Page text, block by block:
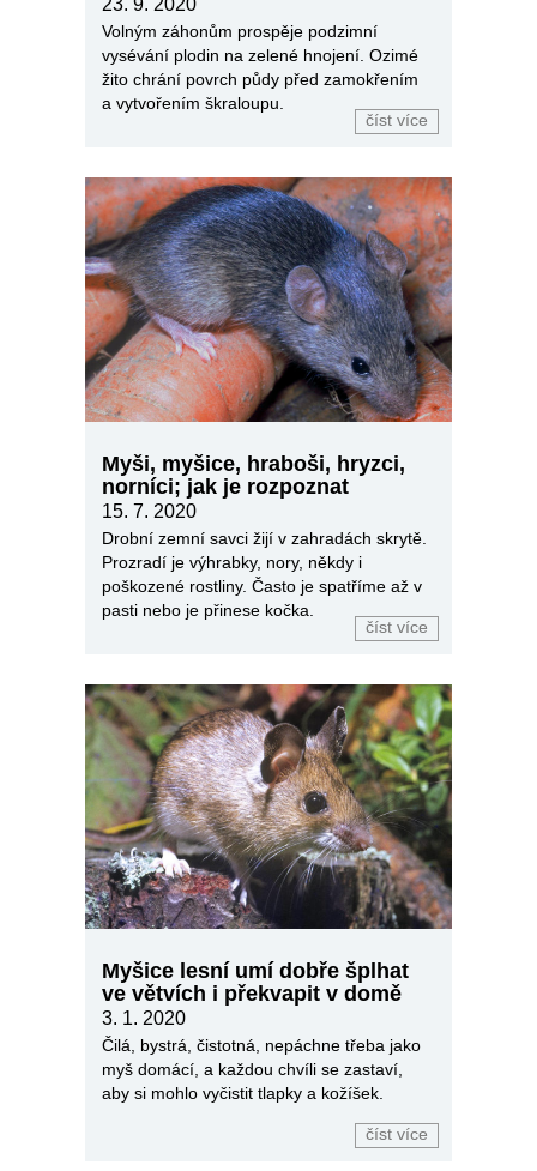
Volným záhonům prospěje podzimní
vysévání plodin na zelené hnojení. Ozimé
žito chrání povrch půdy před zamokřením
a vytvořením škraloupu.
číst více
Myši, myšice, hraboši, hryzci,
norníci; jak je rozpoznat
15. 7. 2020
Drobní zemní savci žijí v zahradách skrytě.
Prozradí je výhrabky, nory, někdy i
poškozené rostliny. Často je spatříme až v
pasti nebo je přinese kočka.
číst více
Myšice lesní umí dobře šplhat
ve větvích i překvapit v domě
3. 1. 2020
Čilá, bystrá, čistotná, nepáchne třeba jako
myš domácí, a každou chvíli se zastaví,
aby si mohlo vyčistit tlapky a kožíšek.
číst více